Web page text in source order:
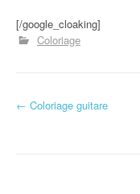
[/google_cloaking]
Coloriage
Navigation
← Coloriage guitare